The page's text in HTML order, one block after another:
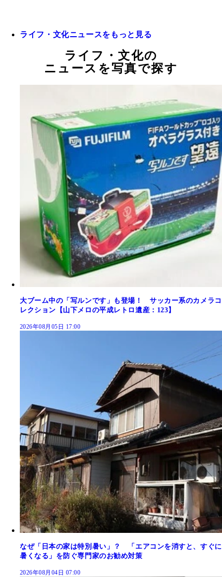
ライフ・文化ニュースをもっと見る
ライフ・文化の
ニュースを写真で探す
大ブーム中の「写ルンです」も登場！ サッカー系のカメラコ
レクション【山下メロの平成レトロ遺産：123】
2026年08月05日 17:00
なぜ「日本の家は特別暑い」？ 「エアコンを消すと、すぐに
暑くなる」を防ぐ専門家のお勧め対策
2026年08月04日 07:00